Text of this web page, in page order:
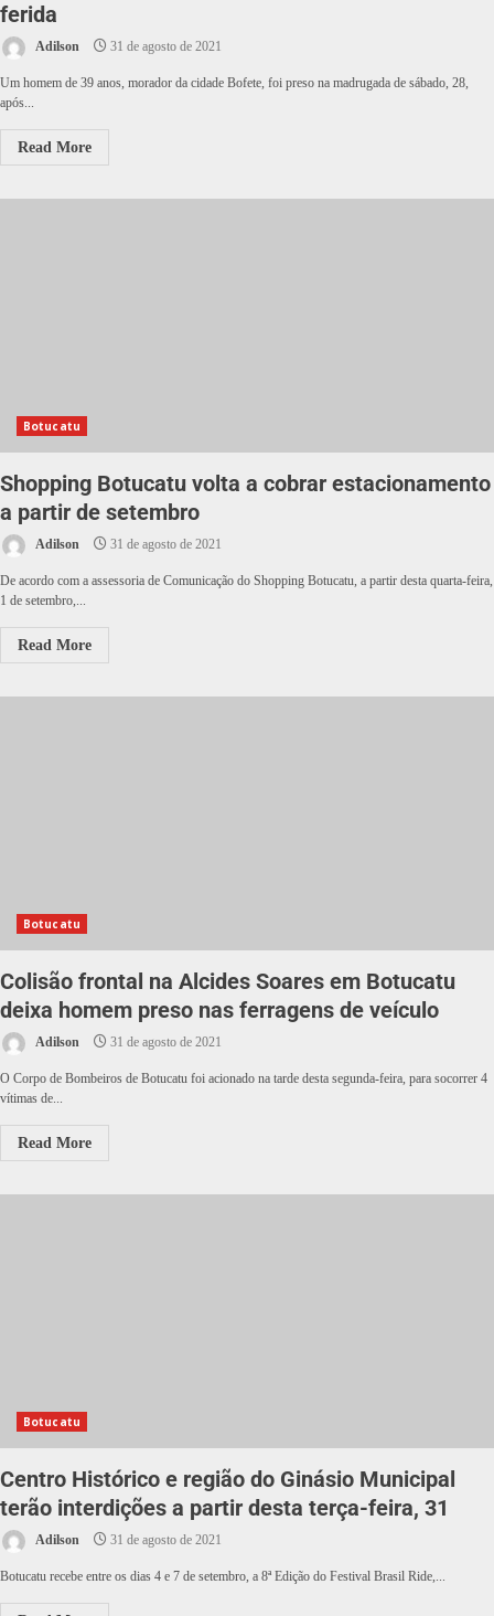
ferida
Adilson 31 de agosto de 2021
Um homem de 39 anos, morador da cidade Bofete, foi preso na madrugada de sábado, 28,
após...
Read More
Botucatu
Shopping Botucatu volta a cobrar estacionamento
a partir de setembro
Adilson 31 de agosto de 2021
De acordo com a assessoria de Comunicação do Shopping Botucatu, a partir desta quarta-feira,
1 de setembro,...
Read More
Botucatu
Colisão frontal na Alcides Soares em Botucatu
deixa homem preso nas ferragens de veículo
Adilson 31 de agosto de 2021
O Corpo de Bombeiros de Botucatu foi acionado na tarde desta segunda-feira, para socorrer 4
vítimas de...
Read More
Botucatu
Centro Histórico e região do Ginásio Municipal
terão interdições a partir desta terça-feira, 31
Adilson 31 de agosto de 2021
Botucatu recebe entre os dias 4 e 7 de setembro, a 8ª Edição do Festival Brasil Ride,...